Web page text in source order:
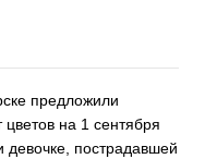
предложили
цветов на 1 сентября
пострадавшей